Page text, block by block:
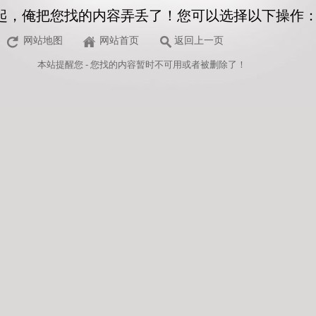
，俺把您找的内容弄丢了！您可以选择以下操作
网站地图 网站首页 返回上一页
本站提醒您 - 您找的内容暂时不可用或者被删除了！